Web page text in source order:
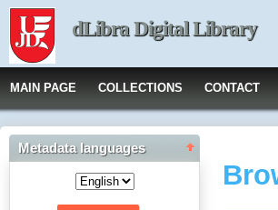
dLibra Digital Library
MAIN PAGE COLLECTIONS CONTACT
Metadata languages